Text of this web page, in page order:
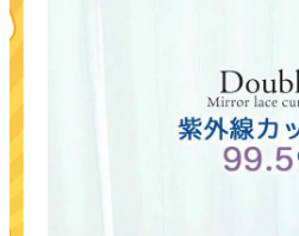
冷感寝具